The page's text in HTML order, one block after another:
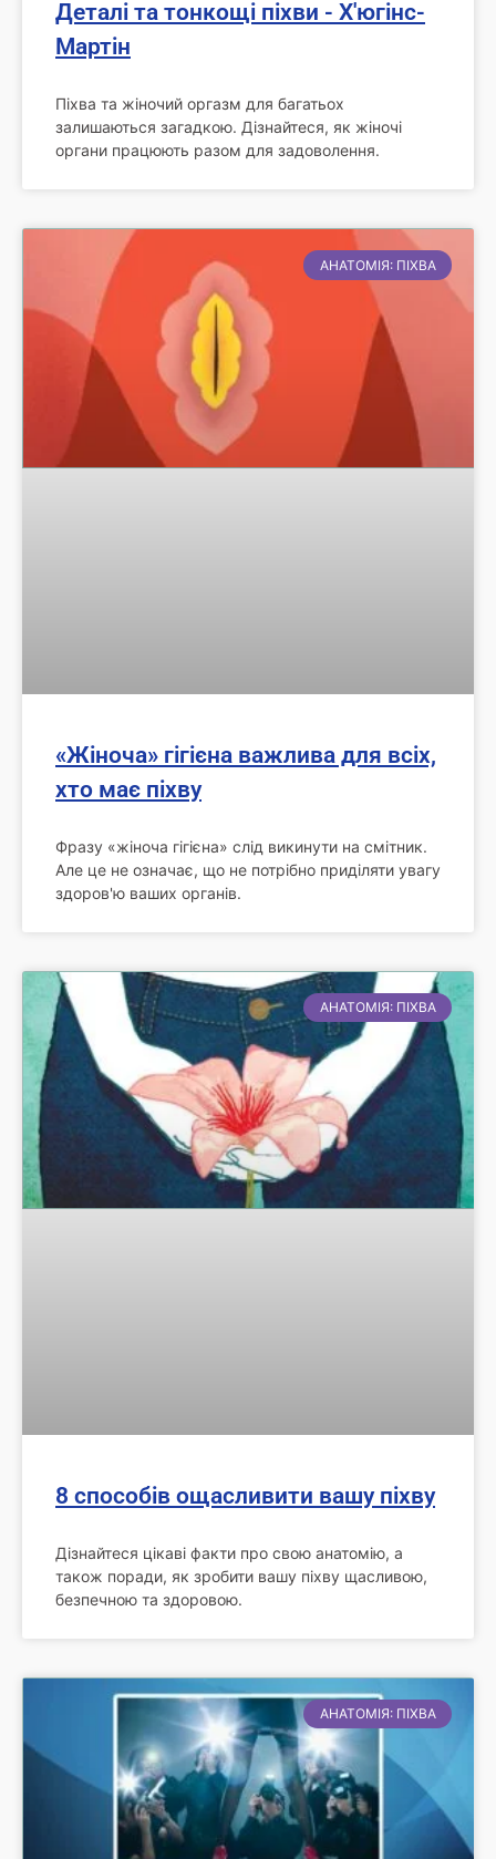
Деталі та тонкощі піхви - Х'югінс-
Мартін
Піхва та жіночий оргазм для багатьох
залишаються загадкою. Дізнайтеся, як жіночі
органи працюють разом для задоволення.
АНАТОМІЯ: ПІХВА
«Жіноча» гігієна важлива для всіх,
хто має піхву
Фразу «жіноча гігієна» слід викинути на смітник.
Але це не означає, що не потрібно приділяти увагу
здоров'ю ваших органів.
АНАТОМІЯ: ПІХВА
8 способів ощасливити вашу піхву
Дізнайтеся цікаві факти про свою анатомію, а
також поради, як зробити вашу піхву щасливою,
безпечною та здоровою.
АНАТОМІЯ: ПІХВА